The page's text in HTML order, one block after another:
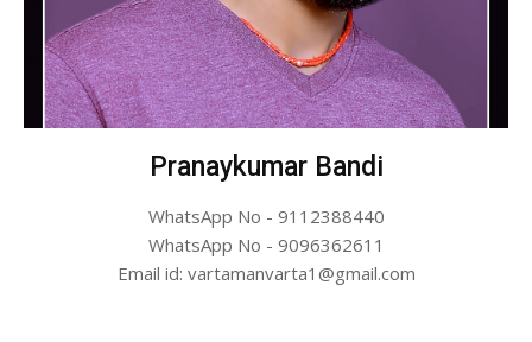
Pranaykumar Bandi
WhatsApp No - 9112388440
WhatsApp No - 9096362611
Email id: vartamanvarta1@gmail.com